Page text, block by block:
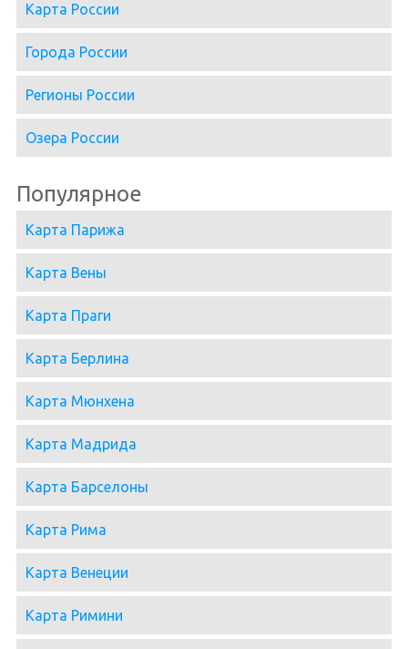
Карта России
Города России
Регионы России
Озера России
Популярное
Карта Парижа
Карта Вены
Карта Праги
Карта Берлина
Карта Мюнхена
Карта Мадрида
Карта Барселоны
Карта Рима
Карта Венеции
Карта Римини